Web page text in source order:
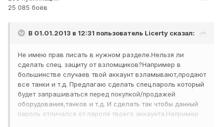
25 085 боёв
В 01.01.2013 в 12:31 пользователь Licerty сказал:
Не имею прав писать в нужном разделе.Нельзя ли
сделать спец. защиту от взломщиков?Например в
большинстве случаев твой аккаунт взламывают,продают
все танки и т.д. Предлагаю сделать спец.пароль который
будет запрашиваться перед покупкой/продажей
оборудования,танков и т.д. И сделать так чтобы данный
пароль отличался от пароля твоего аккаунта.Например